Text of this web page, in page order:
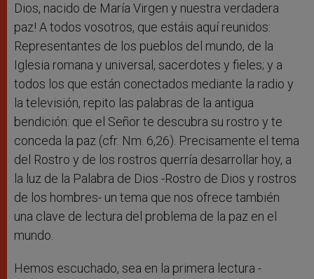
Dios, nacido de María Virgen y nuestra verdadera
paz! A todos vosotros, que estáis aquí reunidos:
Representantes de los pueblos del mundo, de la
Iglesia romana y universal, sacerdotes y fieles; y a
todos los que están conectados mediante la radio y
la televisión, repito las palabras de la antigua
bendición: que el Señor te descubra su rostro y te
conceda la paz (cfr. Nm. 6,26). Precisamente el tema
del Rostro y de los rostros querría desarrollar hoy, a
la luz de la Palabra de Dios -Rostro de Dios y rostros
de los hombres- un tema que nos ofrece también
una clave de lectura del problema de la paz en el
mundo.
Hemos escuchado, sea en la primera lectura -